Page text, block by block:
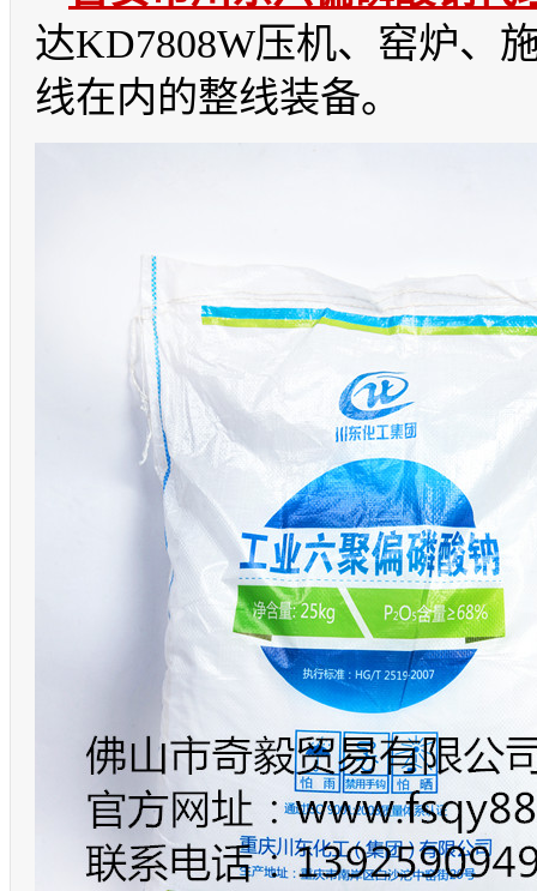
达KD7808W压机、窑炉、
线在内的整线装备。